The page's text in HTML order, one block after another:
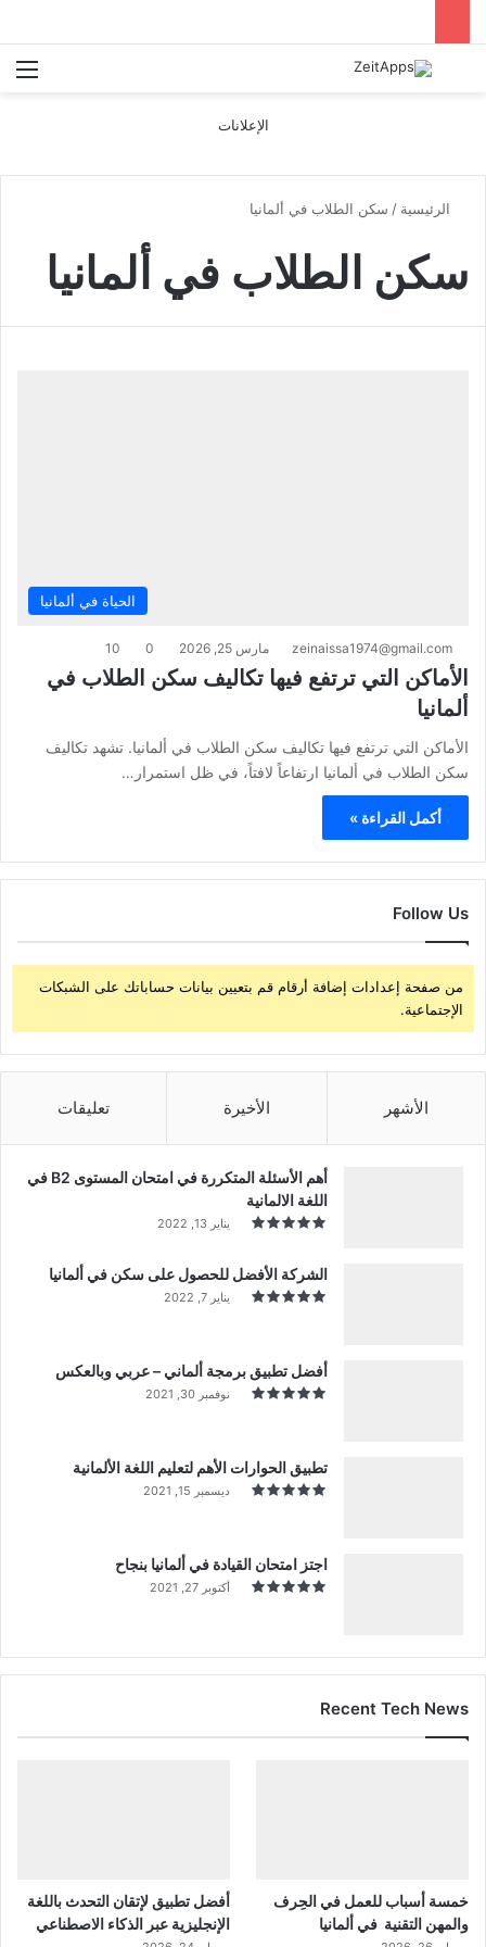
بحث عن
الإعلانات
الرئيسية / سكن الطلاب في ألمانيا
سكن الطلاب في ألمانيا
الحياة في ألمانيا
zeinaissa1974@gmail.com مارس 25, 2026 0
10
الأماكن التي ترتفع فيها تكاليف سكن الطلاب في
ألمانيا
الأماكن التي ترتفع فيها تكاليف سكن الطلاب في ألمانيا. تشهد تكاليف
سكن الطلاب في ألمانيا ارتفاعاً لافتاً، في ظل استمرار…
أكمل القراءة »
Follow Us
من صفحة إعدادات إضافة أرقام قم بتعيين بيانات حساباتك على الشبكات
الإجتماعية.
الأشهر الأخيرة تعليقات
أهم الأسئلة المتكررة في امتحان المستوى B2 في
اللغة الالمانية
يناير 13, 2022
الشركة الأفضل للحصول على سكن في ألمانيا
يناير 7, 2022
أفضل تطبيق برمجة ألماني – عربي وبالعكس
نوفمبر 30, 2021
تطبيق الحوارات الأهم لتعليم اللغة الألمانية
ديسمبر 15, 2021
اجتز امتحان القيادة في ألمانيا بنجاح
أكتوبر 27, 2021
Recent Tech News
خمسة أسباب للعمل في الحِرف
والمهن التقنية في ألمانيا
أفضل تطبيق لإتقان التحدث باللغة
الإنجليزية عبر الذكاء الاصطناعي